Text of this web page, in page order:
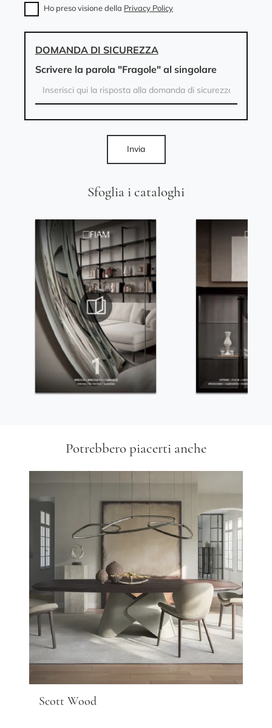
Sfoglia i cataloghi
Ho preso visione della Privacy Policy
DOMANDA DI SICUREZZA
Scrivere la parola "Fragole" al singolare
Invia
Potrebbero piacerti anche
Scott Wood